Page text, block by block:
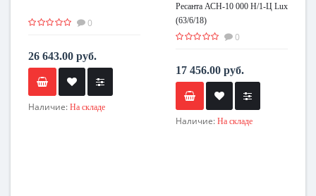
0
26 643.00 руб.
Наличие: На складе
Ресанта АСН-10 000 Н/1-Ц Lux
(63/6/18)
0
17 456.00 руб.
Наличие: На складе